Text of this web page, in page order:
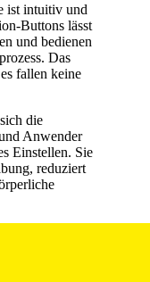
ist intuitiv und
Buttons lässt
und bedienen
Das
fallen keine
die
Anwender
Einstellen. Sie
reduziert